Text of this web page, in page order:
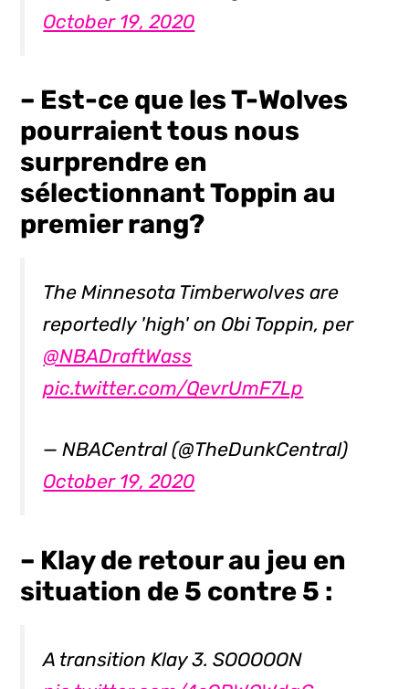
October 19, 2020
– Est-ce que les T-Wolves
pourraient tous nous
surprendre en
sélectionnant Toppin au
premier rang?
The Minnesota Timberwolves are
reportedly 'high' on Obi Toppin, per
@NBADraftWass
pic.twitter.com/QevrUmF7Lp
— NBACentral (@TheDunkCentral)
October 19, 2020
– Klay de retour au jeu en
situation de 5 contre 5 :
A transition Klay 3. SOOOOON